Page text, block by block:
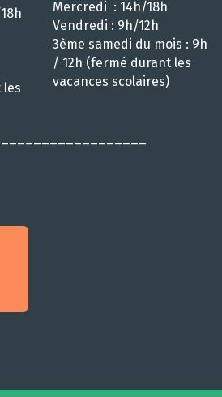
les
Mercredi : 14h/18h
Vendredi : 9h/12h
3ème samedi du mois : 9h
/ 12h (fermé durant les
vacances scolaires)